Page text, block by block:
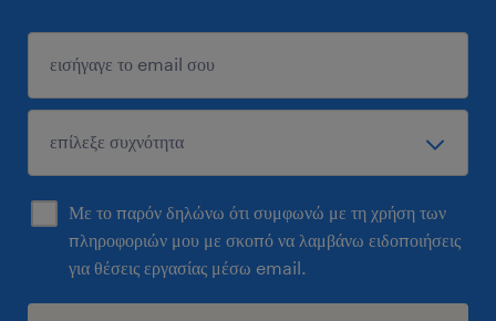
Με το παρόν δηλώνω ότι συμφωνώ με τη χρήση των
πληροφοριών μου με σκοπό να λαμβάνω ειδοποιήσεις
για θέσεις εργασίας μέσω email.